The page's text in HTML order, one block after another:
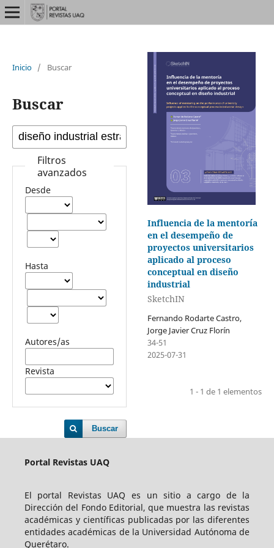
Inicio / Buscar
Buscar
Filtros
avanzados
Desde
Hasta
Autores/as
Revista
Buscar
Influencia de la mentoría
en el desempeño de
proyectos universitarios
aplicado al proceso
conceptual en diseño
industrial
SketchIN
Fernando Rodarte Castro,
Jorge Javier Cruz Florín
34-51
2025-07-31
1 - 1 de 1 elementos
Portal Revistas UAQ
El portal Revistas UAQ es un sitio a cargo de la
Dirección del Fondo Editorial, que muestra las revistas
académicas y científicas publicadas por las diferentes
entidades académicas de la Universidad Autónoma de
Querétaro.